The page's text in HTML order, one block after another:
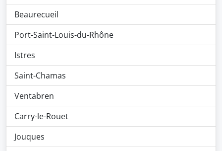
Beaurecueil
Port-Saint-Louis-du-Rhône
Istres
Saint-Chamas
Ventabren
Carry-le-Rouet
Jouques